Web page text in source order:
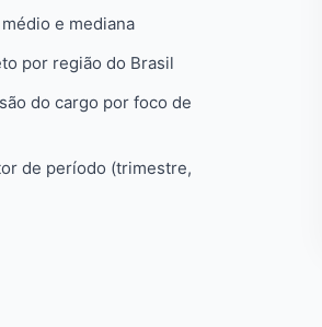
e mediana
por região do Brasil
do cargo por foco de
de período (trimestre,